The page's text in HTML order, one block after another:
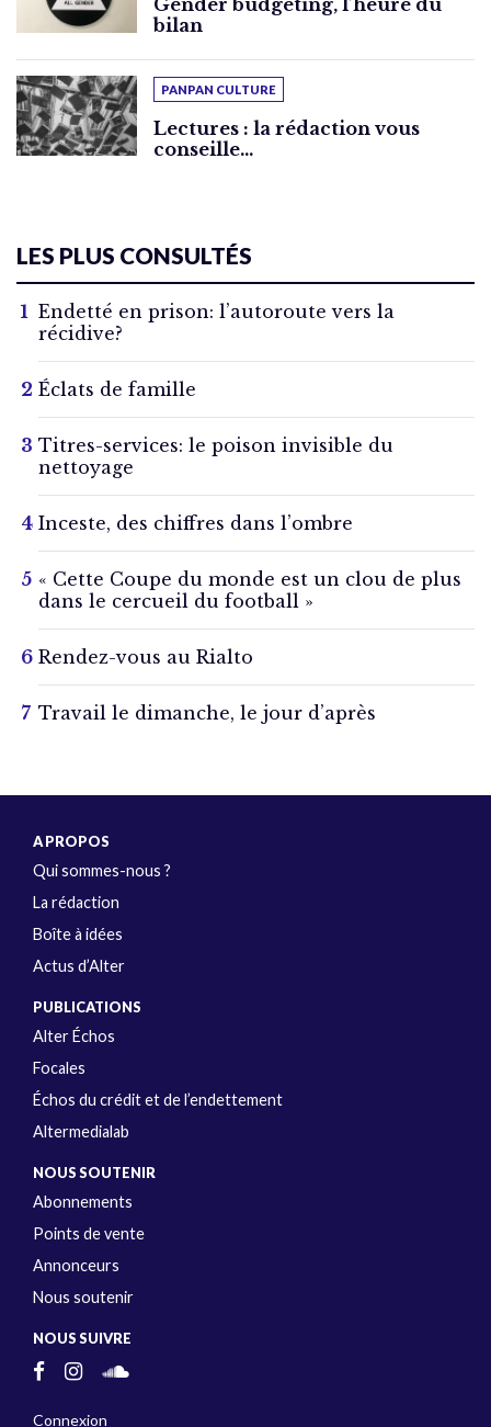
Gender budgeting, l’heure du
bilan
PANPAN CULTURE
Lectures : la rédaction vous
conseille…
LES PLUS CONSULTÉS
Endetté en prison: l’autoroute vers la
récidive?
Éclats de famille
Titres-services: le poison invisible du
nettoyage
Inceste, des chiffres dans l’ombre
« Cette Coupe du monde est un clou de plus
dans le cercueil du football »
Rendez-vous au Rialto
Travail le dimanche, le jour d’après
A PROPOS
Qui sommes-nous ?
La rédaction
Boîte à idées
Actus d’Alter
PUBLICATIONS
Alter Échos
Focales
Échos du crédit et de l’endettement
Altermedialab
NOUS SOUTENIR
Abonnements
Points de vente
Annonceurs
Nous soutenir
NOUS SUIVRE
Connexion